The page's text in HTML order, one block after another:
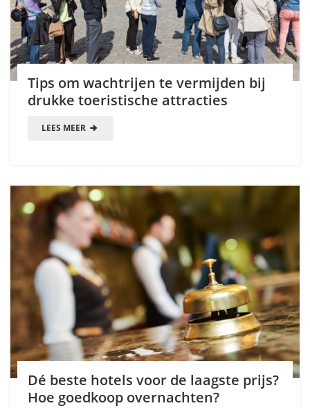
Tips om wachtrijen te vermijden bij
drukke toeristische attracties
LEES MEER
Dé beste hotels voor de laagste prijs?
Hoe goedkoop overnachten?